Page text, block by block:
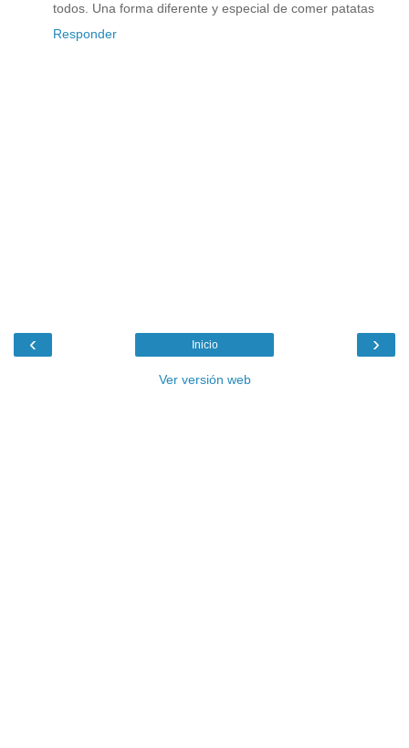
todos. Una forma diferente y especial de comer patatas
Responder
‹ ›
Inicio
Ver versión web